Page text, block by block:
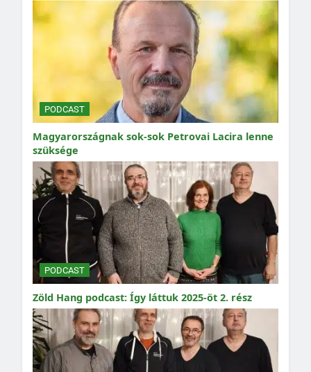
PODCAST
Magyarországnak sok-sok Petrovai Lacira lenne
szüksége
PODCAST
Zöld Hang podcast: Így láttuk 2025-öt 2. rész